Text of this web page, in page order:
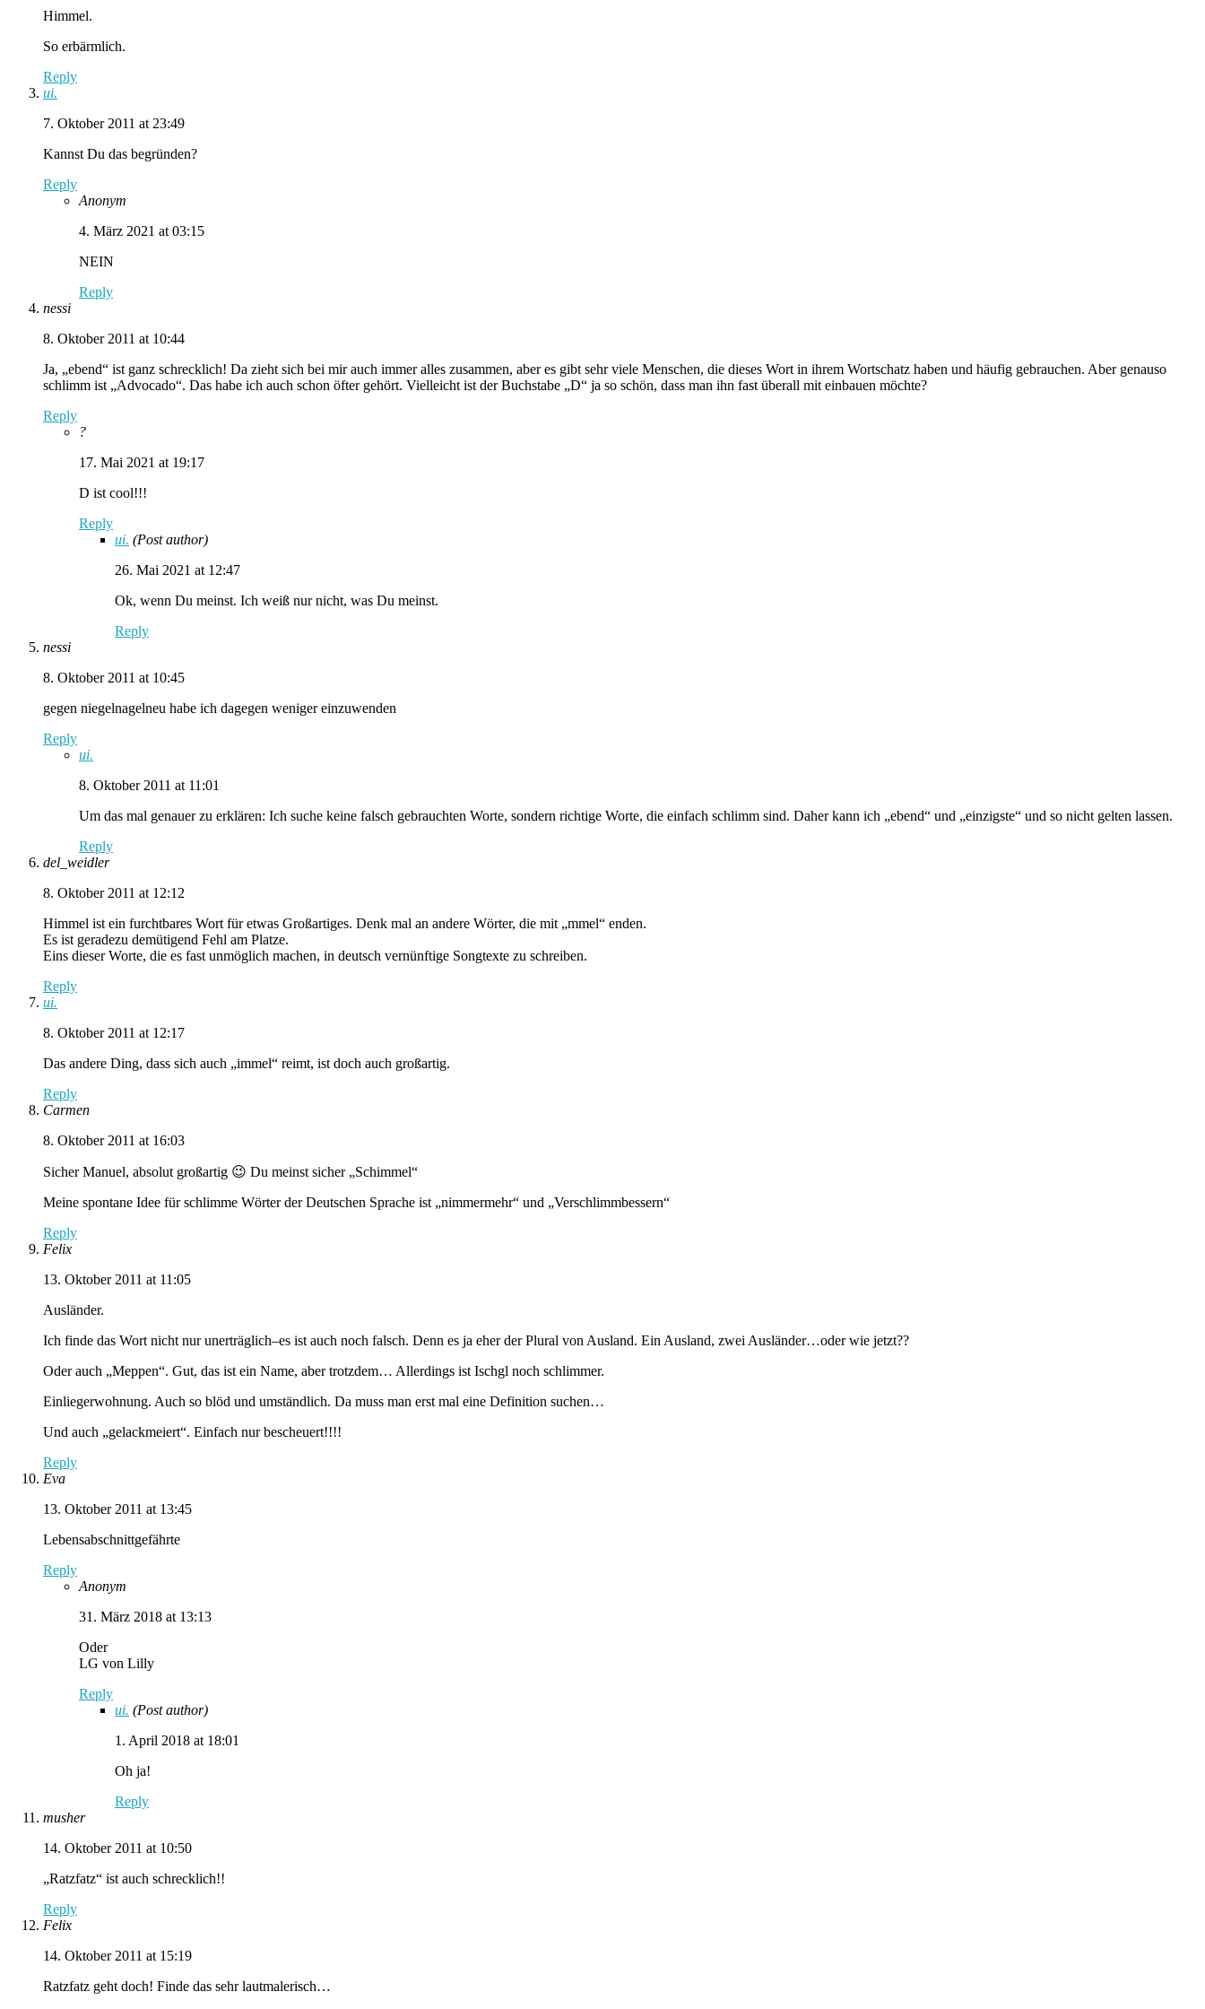
Himmel.
So erbärmlich.
Reply
ui.
7. Oktober 2011 at 23:49
Kannst Du das begründen?
Reply
Anonym
4. März 2021 at 03:15
NEIN
Reply
nessi
8. Oktober 2011 at 10:44
Ja, „ebend“ ist ganz schrecklich! Da zieht sich bei mir auch immer alles zusammen, aber es gibt sehr viele Menschen, die dieses Wort in ihrem Wortschatz haben und häufig gebrauchen. Aber genauso
schlimm ist „Advocado“. Das habe ich auch schon öfter gehört. Vielleicht ist der Buchstabe „D“ ja so schön, dass man ihn fast überall mit einbauen möchte?
Reply
?
17. Mai 2021 at 19:17
D ist cool!!!
Reply
ui. (Post author)
26. Mai 2021 at 12:47
Ok, wenn Du meinst. Ich weiß nur nicht, was Du meinst.
Reply
nessi
8. Oktober 2011 at 10:45
gegen niegelnagelneu habe ich dagegen weniger einzuwenden
Reply
ui.
8. Oktober 2011 at 11:01
Um das mal genauer zu erklären: Ich suche keine falsch gebrauchten Worte, sondern richtige Worte, die einfach schlimm sind. Daher kann ich „ebend“ und „einzigste“ und so nicht gelten lassen.
Reply
del_weidler
8. Oktober 2011 at 12:12
Himmel ist ein furchtbares Wort für etwas Großartiges. Denk mal an andere Wörter, die mit „mmel“ enden.
Es ist geradezu demütigend Fehl am Platze.
Eins dieser Worte, die es fast unmöglich machen, in deutsch vernünftige Songtexte zu schreiben.
Reply
ui.
8. Oktober 2011 at 12:17
Das andere Ding, dass sich auch „immel“ reimt, ist doch auch großartig.
Reply
Carmen
8. Oktober 2011 at 16:03
Sicher Manuel, absolut großartig 😉 Du meinst sicher „Schimmel“
Meine spontane Idee für schlimme Wörter der Deutschen Sprache ist „nimmermehr“ und „Verschlimmbessern“
Reply
Felix
13. Oktober 2011 at 11:05
Ausländer.
Ich finde das Wort nicht nur unerträglich–es ist auch noch falsch. Denn es ja eher der Plural von Ausland. Ein Ausland, zwei Ausländer…oder wie jetzt??
Oder auch „Meppen“. Gut, das ist ein Name, aber trotzdem… Allerdings ist Ischgl noch schlimmer.
Einliegerwohnung. Auch so blöd und umständlich. Da muss man erst mal eine Definition suchen…
Und auch „gelackmeiert“. Einfach nur bescheuert!!!!
Reply
Eva
13. Oktober 2011 at 13:45
Lebensabschnittgefährte
Reply
Anonym
31. März 2018 at 13:13
Oder
LG von Lilly
Reply
ui. (Post author)
1. April 2018 at 18:01
Oh ja!
Reply
musher
14. Oktober 2011 at 10:50
„Ratzfatz“ ist auch schrecklich!!
Reply
Felix
14. Oktober 2011 at 15:19
Ratzfatz geht doch! Finde das sehr lautmalerisch…